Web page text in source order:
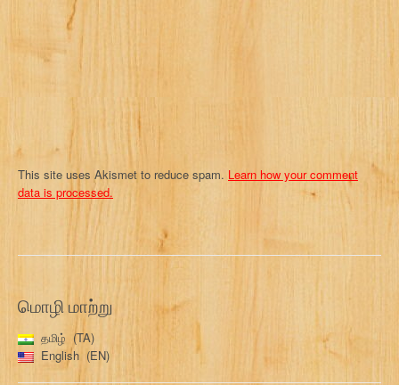
o
This site uses Akismet to reduce spam. Learn how your comment
data is processed.
மொழி மாற்று
தமிழ்
TA
English
EN